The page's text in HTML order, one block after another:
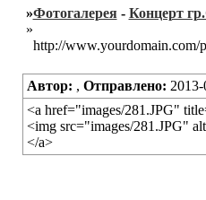
»Фотогалерея- Концерт
»
http://www.yourdomain.com/
Автор: , Отправлено:
<a href="images/281.JPG"
<img src="images/281.JPG"
</a>